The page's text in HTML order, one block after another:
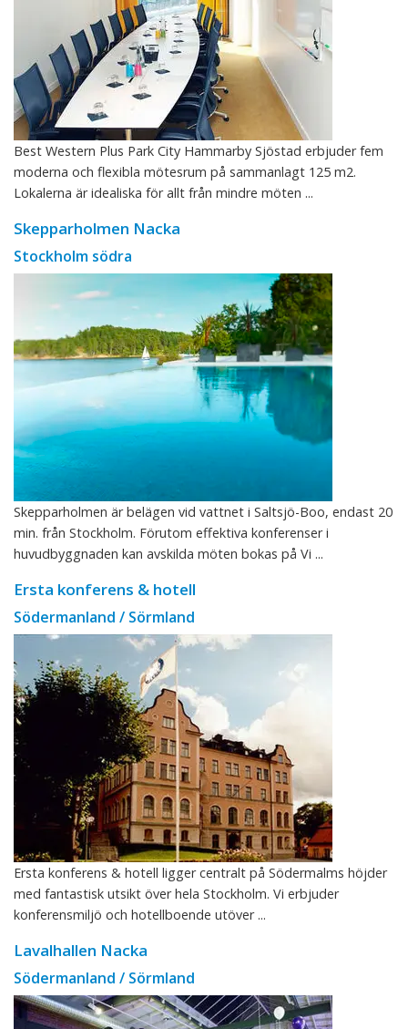
Best Western Plus Park City Hammarby Sjöstad erbjuder fem
moderna och flexibla mötesrum på sammanlagt 125 m2.
Lokalerna är idealiska för allt från mindre möten ...
Skepparholmen Nacka
Stockholm södra
Skepparholmen är belägen vid vattnet i Saltsjö-Boo, endast 20
min. från Stockholm. Förutom effektiva konferenser i
huvudbyggnaden kan avskilda möten bokas på Vi ...
Ersta konferens & hotell
Södermanland / Sörmland
Ersta konferens & hotell ligger centralt på Södermalms höjder
med fantastisk utsikt över hela Stockholm. Vi erbjuder
konferensmiljö och hotellboende utöver ...
Lavalhallen Nacka
Södermanland / Sörmland